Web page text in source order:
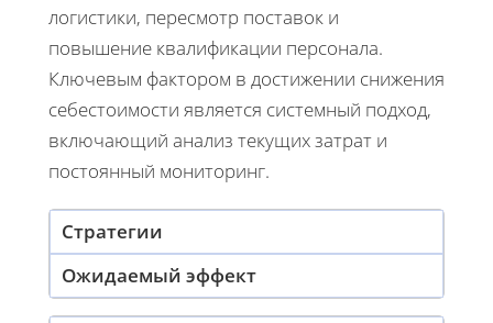
логистики, пересмотр поставок и
повышение квалификации персонала.
Ключевым фактором в достижении снижения
себестоимости является системный подход,
включающий анализ текущих затрат и
постоянный мониторинг.
Стратегии
Ожидаемый эффект